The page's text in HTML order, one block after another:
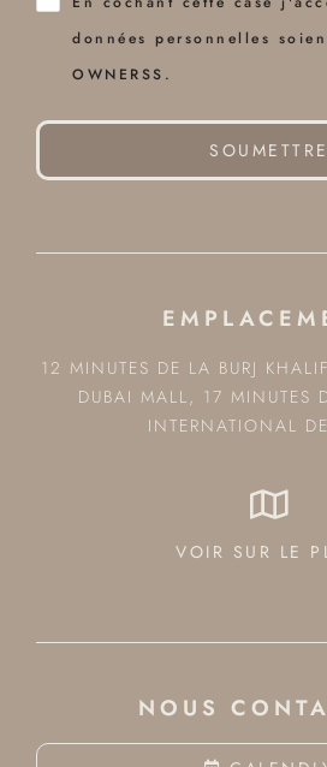
données personnelles
OWNERSS.
SOUMETTRE
12 MINUTES DE LA BURJ
DUBAI MALL, 17 MINUTES
INTERNATIONAL
VOIR SUR LE
NOUS